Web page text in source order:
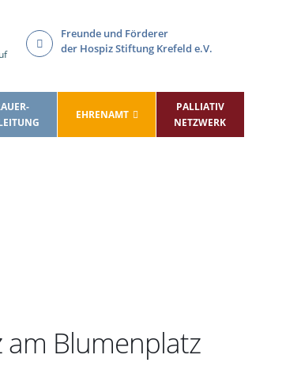
Freunde und Förderer
der Hospiz Stiftung Krefeld e.V.
EHRENAMT
PALLIATIV
NETZWERK
am Blumenplatz